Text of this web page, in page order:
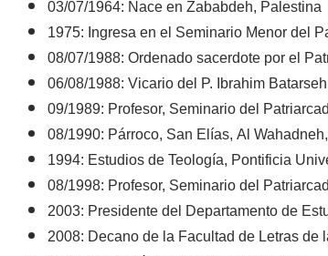
03/07/1964: Nace en Zababdeh, Palestina
1975: Ingresa en el Seminario Menor del
08/07/1988: Ordenado sacerdote por el
06/08/1988: Vicario del P. Ibrahim
09/1989: Profesor, Seminario del
08/1990: Párroco, San Elías, Al
1994: Estudios de Teología, Pontificia
08/1998: Profesor, Seminario del
2003: Presidente del Departamento de
2008: Decano de la Facultad de Letras